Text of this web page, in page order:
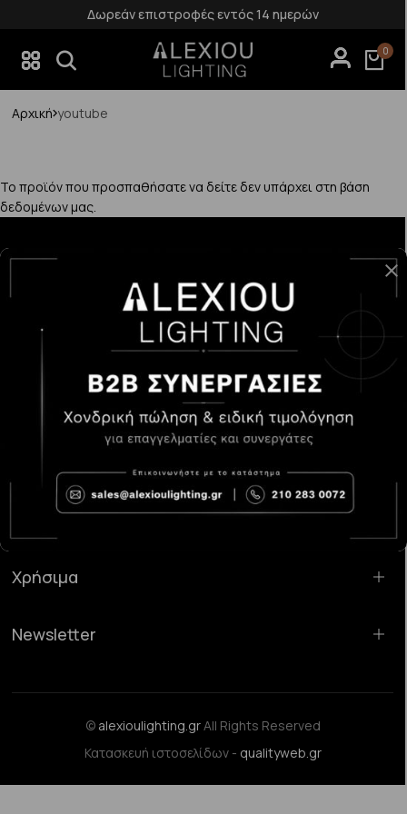
Δωρεάν επιστροφές εντός 14 ημερών
0
Αρχική youtube
Το προϊόν που προσπαθήσατε να δείτε δεν υπάρχει στη βάση
δεδομένων μας.
Κατάστημα Χαλάνδρι:Σαρανταπόρου 55, 15232, Χαλάνδρι
sales@alexioulighting.gr
210 283 0072
6983123181
Χρήσιμα
Newsletter
© alexioulighting.grAll Rights Reserved
Κατασκευή ιστοσελίδων - qualityweb.gr